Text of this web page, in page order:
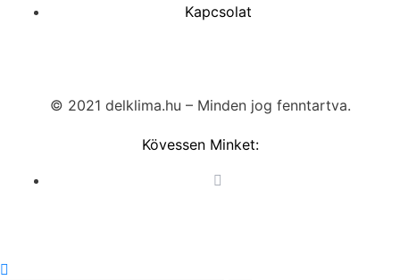
Kapcsolat
© 2021 delklima.hu – Minden jog fenntartva.
Kövessen Minket: